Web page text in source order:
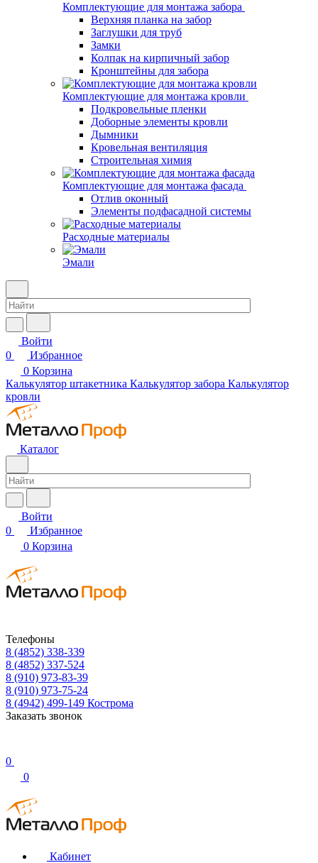
Комплектующие для монтажа забора
Верхняя планка на забор
Заглушки для труб
Замки
Колпак на кирпичный забор
Кронштейны для забора
Комплектующие для монтажа кровли
Подкровельные пленки
Доборные элементы кровли
Дымники
Кровельная вентиляция
Строительная химия
Комплектующие для монтажа фасада
Отлив оконный
Элементы подфасадной системы
Расходные материалы
Эмали
Войти
0
Избранное
0 Корзина
Калькулятор штакетника Калькулятор забора Калькулятор
кровли
Каталог
Войти
0
Избранное
0 Корзина
Телефоны
8 (4852) 338-339
8 (4852) 337-524
8 (910) 973-83-39
8 (910) 973-75-24
8 (4942) 499-149 Кострома
Заказать звонок
0
0
Кабинет